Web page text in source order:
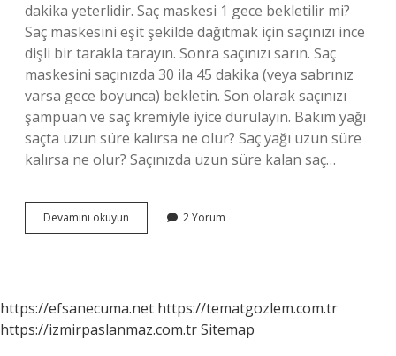
dakika yeterlidir. Saç maskesi 1 gece bekletilir mi?
Saç maskesini eşit şekilde dağıtmak için saçınızı ince
dişli bir tarakla tarayın. Sonra saçınızı sarın. Saç
maskesini saçınızda 30 ila 45 dakika (veya sabrınız
varsa gece boyunca) bekletin. Son olarak saçınızı
şampuan ve saç kremiyle iyice durulayın. Bakım yağı
saçta uzun süre kalırsa ne olur? Saç yağı uzun süre
kalırsa ne olur? Saçınızda uzun süre kalan saç…
Devamını okuyun
Maskesi
Olur
2 Yorum
https://efsanecuma.net https://tematgozlem.com.tr
https://izmirpaslanmaz.com.trSitemap